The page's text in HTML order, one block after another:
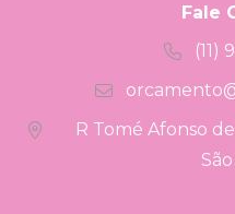
Fale
(11)
R Tomé Afonso